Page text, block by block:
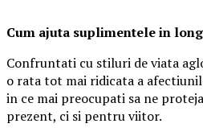
Cum ajuta suplimentele in
Confruntati cu stiluri de viata
o rata tot mai ridicata a
in ce mai preocupati sa ne
prezent, ci si pentru viitor.